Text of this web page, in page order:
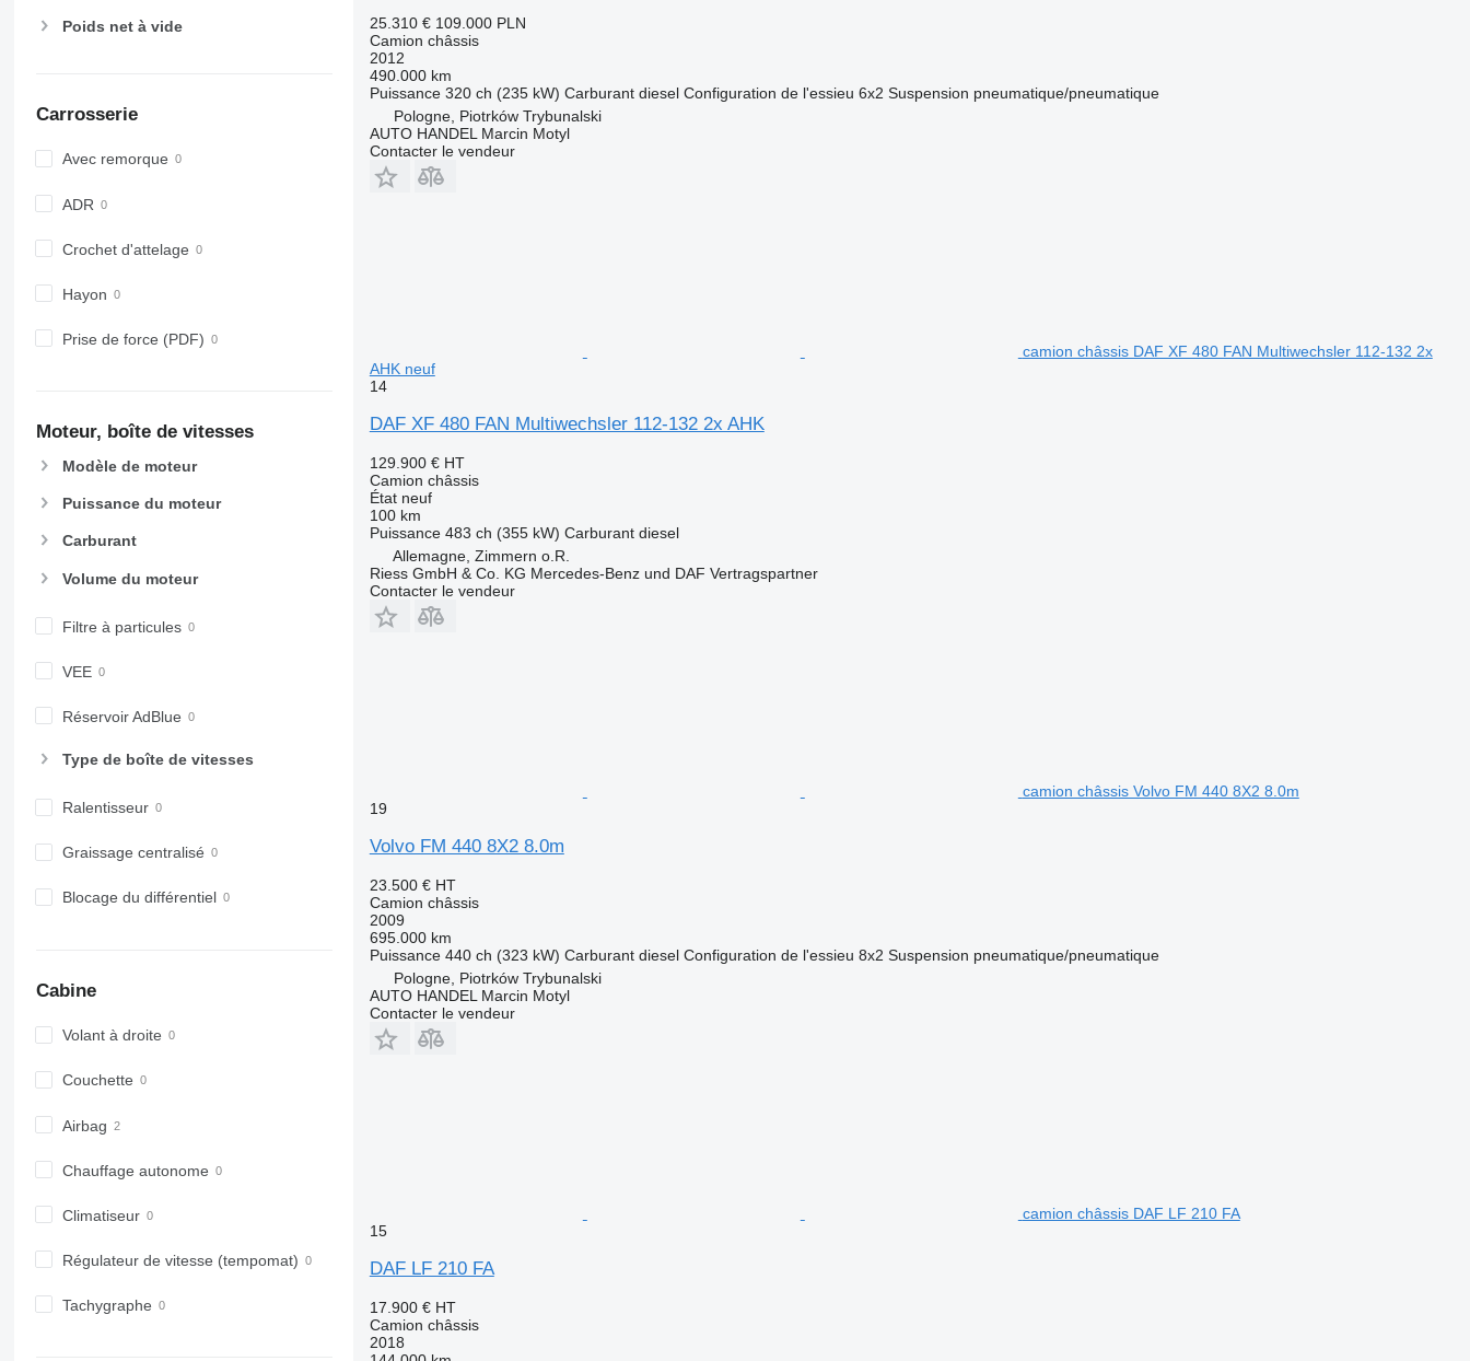
Poids net à vide
Carrosserie
Avec remorque
ADR
Crochet d'attelage
Hayon
Prise de force (PDF)
Moteur, boîte de vitesses
Modèle de moteur
Puissance du moteur
Carburant
Volume du moteur
Filtre à particules
VEE
Réservoir AdBlue
Type de boîte de vitesses
Ralentisseur
Graissage centralisé
Blocage du différentiel
Cabine
Volant à droite
Couchette
Airbag
Chauffage autonome
Climatiseur
Régulateur de vitesse (tempomat)
Tachygraphe
25.310 € 109.000 PLN
Camion châssis
2012
490.000 km
Puissance 320 ch (235 kW) Carburant diesel Configuration de l'essieu 6x2 Suspension pneumatique/pneumatique
Pologne, Piotrków Trybunalski
AUTO HANDEL Marcin Motyl
Contacter le vendeur
camion châssis DAF XF 480 FAN Multiwechsler 112-132 2x
AHK neuf
14
DAF XF 480 FAN Multiwechsler 112-132 2x AHK
129.900 € HT
Camion châssis
Étatneuf
100 km
Puissance 483 ch (355 kW) Carburant diesel
Allemagne, Zimmern o.R.
Riess GmbH & Co. KG Mercedes-Benz und DAF Vertragspartner
Contacter le vendeur
camion châssis Volvo FM 440 8X2 8.0m
19
Volvo FM 440 8X2 8.0m
23.500 € HT
Camion châssis
2009
695.000 km
Puissance 440 ch (323 kW) Carburant diesel Configuration de l'essieu 8x2 Suspension pneumatique/pneumatique
Pologne, Piotrków Trybunalski
AUTO HANDEL Marcin Motyl
Contacter le vendeur
camion châssis DAF LF 210 FA
15
DAF LF 210 FA
17.900 € HT
Camion châssis
2018